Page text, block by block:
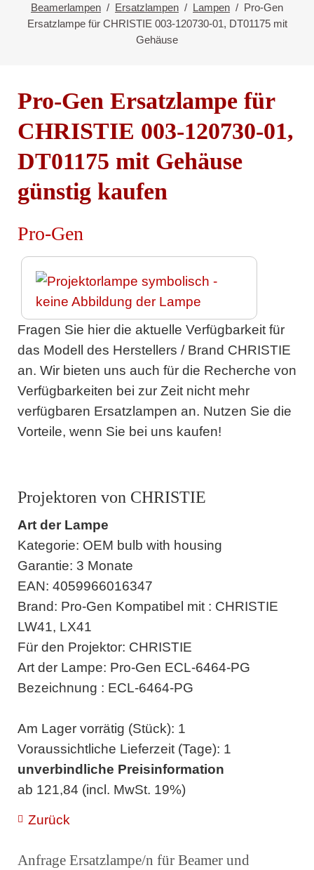
Beamerlampen Ersatzlampen Lampen
Pro-Gen
Ersatzlampe für CHRISTIE 003-120730-01, DT01175 mit
Gehäuse
Pro-Gen Ersatzlampe für
CHRISTIE 003-120730-01,
DT01175 mit Gehäuse
günstig kaufen
Pro-Gen
Fragen Sie hier die aktuelle Verfügbarkeit für
das Modell des Herstellers / Brand CHRISTIE
an. Wir bieten uns auch für die Recherche von
Verfügbarkeiten bei zur Zeit nicht mehr
verfügbaren Ersatzlampen an. Nutzen Sie die
Vorteile, wenn Sie bei uns kaufen!
Projektoren von CHRISTIE
Art der Lampe
Kategorie: OEM bulb with housing
Garantie: 3 Monate
EAN: 4059966016347
Brand: Pro-Gen Kompatibel mit : CHRISTIE
LW41, LX41
Für den Projektor: CHRISTIE
Art der Lampe: Pro-Gen ECL-6464-PG
Bezeichnung : ECL-6464-PG
Am Lager vorrätig (Stück): 1
Voraussichtliche Lieferzeit (Tage): 1
unverbindliche Preisinformation
ab 121,84 (incl. MwSt. 19%)
Zurück
Anfrage Ersatzlampe/n für Beamer und